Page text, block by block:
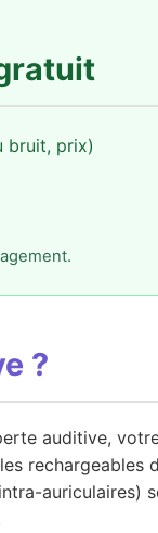
bruit, prix)
?
auditive,
rechargeables
auriculaires)